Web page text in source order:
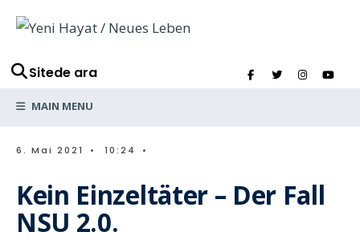
Sitede ara
MAIN MENU
6. Mai 2021 • 10:24 •
Kein Einzeltäter – Der Fall
NSU 2.0.